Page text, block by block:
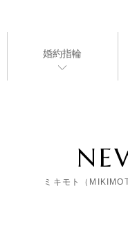
婚約指輪
ミキモト（